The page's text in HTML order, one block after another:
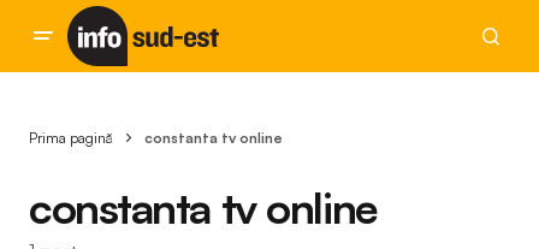
Prima pagină constanta tv online
constanta tv online